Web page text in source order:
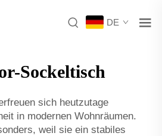
DE
Sockeltisch
sich heutzutage
in modernen Wohnräumen.
weil sie ein stabiles